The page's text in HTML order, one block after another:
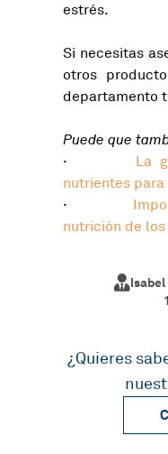
estrés.
Si necesitas
otros
departamento
Puede que
· La
nutrientes
·
nutrición de
¿Quieres